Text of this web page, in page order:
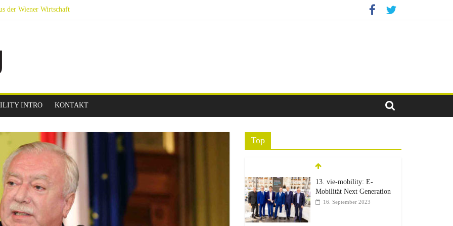
der Wiener Wirtschaft
am 14.9.2023 nachmittags am Wiener Rathausplatz statt.
INTRO KONTAKT
Top
13. vie-mobility: E-
Mobilität Next Generation
16. September 2023